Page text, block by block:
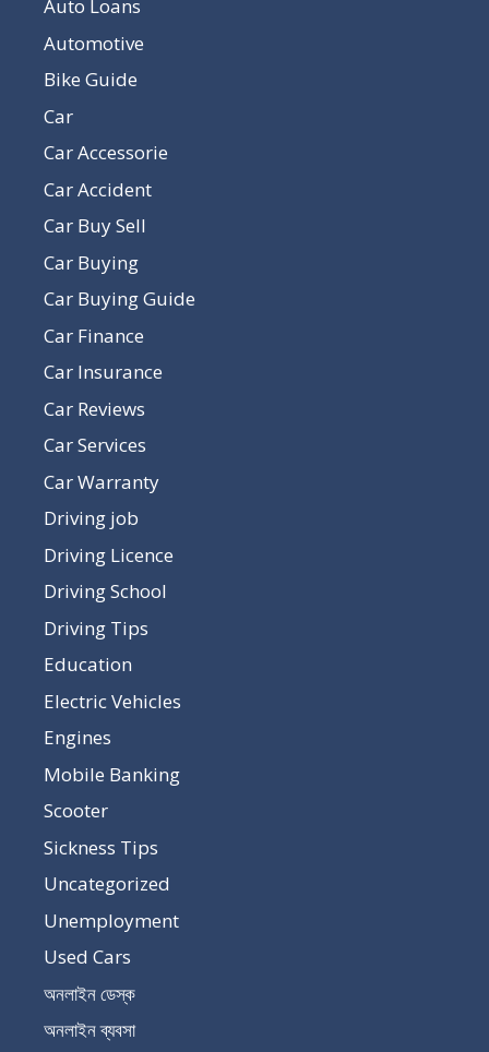
Auto Loans
Automotive
Bike Guide
Car
Car Accessorie
Car Accident
Car Buy Sell
Car Buying
Car Buying Guide
Car Finance
Car Insurance
Car Reviews
Car Services
Car Warranty
Driving job
Driving Licence
Driving School
Driving Tips
Education
Electric Vehicles
Engines
Mobile Banking
Scooter
Sickness Tips
Uncategorized
Unemployment
Used Cars
অনলাইন ডেস্ক
অনলাইন ব্যবসা